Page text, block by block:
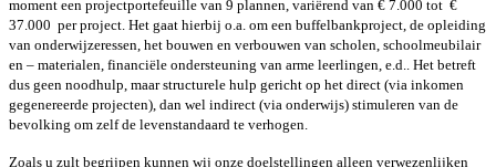
moment een projectportefeuille van 9 plannen, variërend van € 7.000 tot €
37.000 per project. Het gaat hierbij o.a. om een buffelbankproject, de opleiding
van onderwijzeressen, het bouwen en verbouwen van scholen, schoolmeubilair
en – materialen, financiële ondersteuning van arme leerlingen, e.d.. Het betreft
dus geen noodhulp, maar structurele hulp gericht op het direct (via inkomen
gegenereerde projecten), dan wel indirect (via onderwijs) stimuleren van de
bevolking om zelf de levenstandaard te verhogen.
Zoals u zult begrijpen kunnen wij onze doelstellingen alleen verwezenlijken